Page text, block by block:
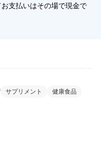
支払いはその場で現金で
サプリメント 健康食品